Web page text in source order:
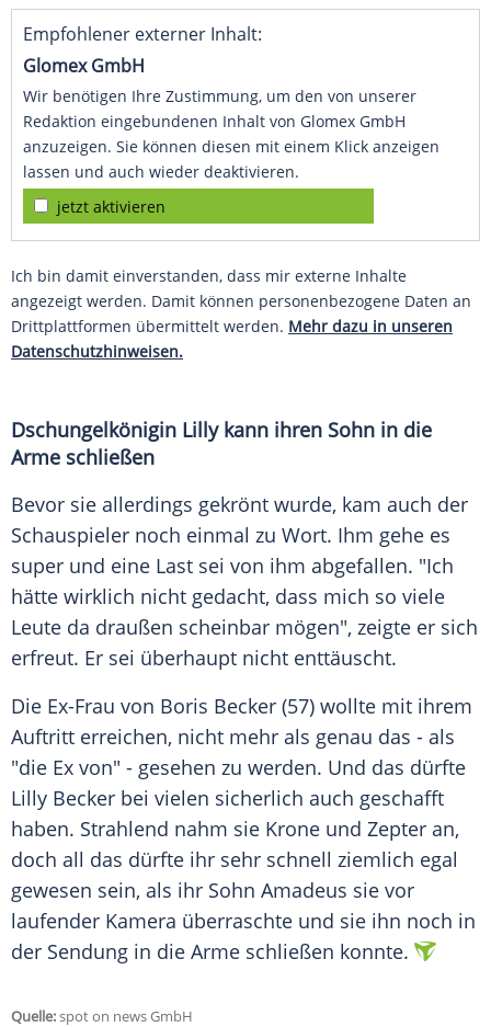
Empfohlener externer Inhalt:
Glomex GmbH
Wir benötigen Ihre Zustimmung, um den von unserer
Redaktion eingebundenen Inhalt von Glomex GmbH
anzuzeigen. Sie können diesen mit einem Klick anzeigen
lassen und auch wieder deaktivieren.
jetzt aktivieren
Ich bin damit einverstanden, dass mir externe Inhalte
angezeigt werden. Damit können personenbezogene Daten an
Drittplattformen übermittelt werden. Mehr dazu in unseren
Datenschutzhinweisen.
Dschungelkönigin Lillykann ihren Sohn in die
Arme schließen
Bevor sie allerdings gekrönt wurde, kam auch der
Schauspieler noch einmal zu Wort. Ihm gehe es
super und eine Last sei von ihm abgefallen. "Ich
hätte wirklich nicht gedacht, dass mich so viele
Leute da draußen scheinbar mögen", zeigte er sich
erfreut. Er sei überhaupt nicht enttäuscht.
Die Ex-Frau von Boris Becker (57) wollte mit ihrem
Auftritt erreichen, nicht mehr als genau das - als
"die Ex von" - gesehen zu werden. Und das dürfte
Lilly Becker bei vielen sicherlich auch geschafft
haben. Strahlend nahm sie Krone und Zepter an,
doch all das dürfte ihr sehr schnell ziemlich egal
gewesen sein, als ihr Sohn Amadeus sie vor
laufender Kamera überraschte und sie ihn noch in
der Sendung in die Arme schließen konnte.
Quelle:spot on news GmbH